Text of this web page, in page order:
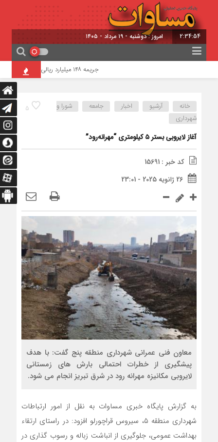
2:34:54 امروز : دوشنبه - ۱۹ مرداد - ۱۴۰۵
جریمه ۱۴۸ میلیارد ریالی قاچاقچیان شمش نقره در شبستر
5 خانه آرشیو اخبار جامعه
شورا و
شهرداری
آغاز لایروبی بستر ۵ کیلومتری “مهرانه‌رود”
کد خبر : 15691
26 ژانویه 2025 - 23:01
معاون فنی عمرانی شهرداری منطقه پنج گفت: با هدف
پیشگیری از خطرات احتمالی بارش های زمستانی
لایروبی مکانیزه مهرانه رود در شرق تبریز انجام می شود.
به گزارش پایگاه خبری مساوات به نقل از امور ارتباطات
شهرداری منطقه ۵، سیروس قراچورلو افزود: در راستای ارتقاء
بهداشت عمومی، جلوگیری از انباشت زباله و رسوب گذاری در